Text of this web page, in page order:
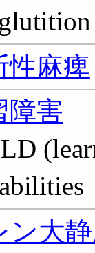
性麻痺
障害
ン大